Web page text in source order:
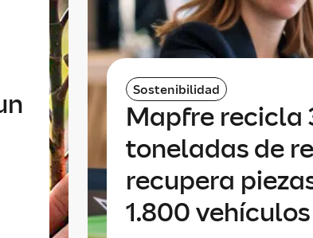
Sostenibilidad
Mapfre recicla
toneladas de
recupera
1.800